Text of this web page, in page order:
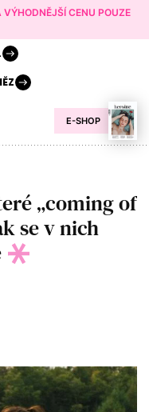
CENU POUZE
E-SHOP
„coming of
se v nich